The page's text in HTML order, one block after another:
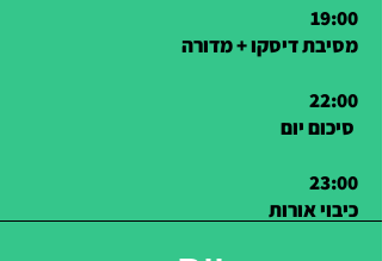
19:00
מסיבת דיסקו + מדורה
22:00
23:00
כיבוי אורות